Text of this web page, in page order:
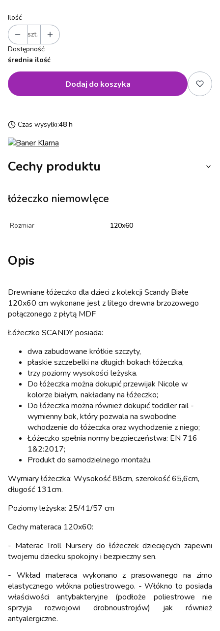
Ilość
szt.
Dostępność:
średnia ilość
Dodaj do koszyka
Czas wysyłki:48 h
Cechy produktu
łóżeczko niemowlęce
Rozmiar 120x60
Opis
Drewniane łóżeczko dla dzieci z kolekcji Scandy Białe
120x60 cm wykonane jest z litego drewna brzozowego
połączonego z płytą MDF
Łóżeczko SCANDY posiada:
dwa zabudowane krótkie szczyty,
płaskie szczebelki na długich bokach łóżeczka,
trzy poziomy wysokości leżyska.
Do łóżeczka można dokupić przewijak Nicole w
kolorze białym, nakładany na łóżeczko;
Do łóżeczka można również dokupić toddler rail -
wymienny bok, który pozwala na swobodne
wchodzenie do łóżeczka oraz wychodzenie z niego;
Łóżeczko spełnia normy bezpieczeństwa: EN 716
1&2:2017;
Produkt do samodzielnego montażu.
Wymiary łóżeczka: Wysokość 88cm, szerokość 65,6cm,
długość 131cm.
Poziomy leżyska: 25/41/57 cm
Cechy materaca 120x60:
- Materac Troll Nursery do łóżeczek dziecięcych zapewni
twojemu dziecku spokojny i bezpieczny sen.
- Wkład materaca wykonano z prasowanego na zimo
elastycznego włókna poliestrowego. - Włókno to posiada
właściwości antybakteryjne (podłoże poliestrowe nie
sprzyja rozwojowi drobnoustrojów) jak również
antyalergiczne.